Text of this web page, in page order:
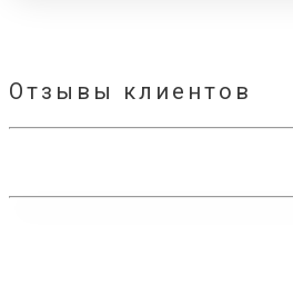
Отзывы клиентов